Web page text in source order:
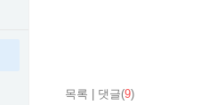
목록 댓글(9)